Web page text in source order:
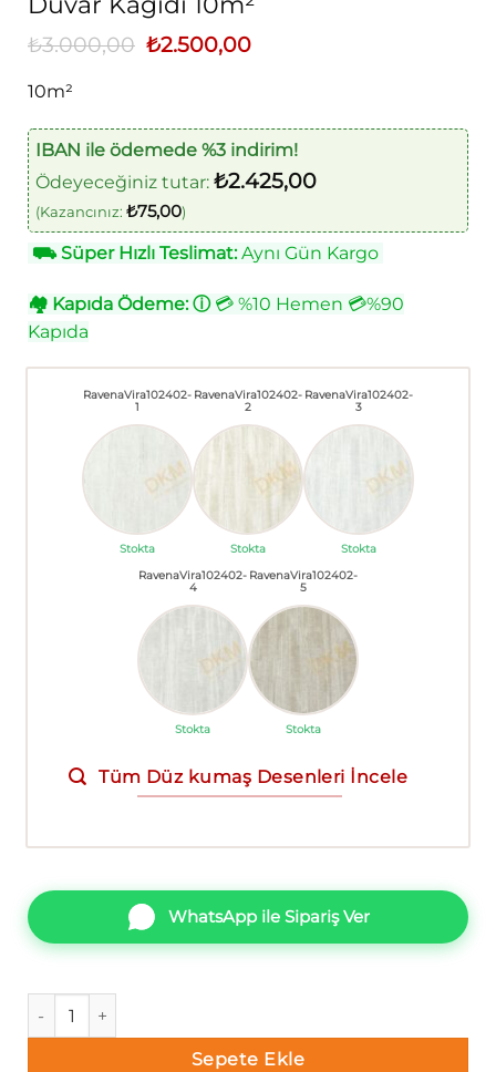
₺3.000,00 Orijinal
fiyat:
₺2.500,00Şu
10m²
IBAN ile ödemede %3 indirim!
Ödeyeceğiniz tutar: ₺2.425,00
(Kazancınız: ₺75,00)
⛟Süper Hızlı Teslimat:Aynı Gün Kargo
🏘 Kapıda Ödeme: ⓘ💳 %10 Hemen 💳%90
Kapıda
RavenaVira102402-
1
Stokta
RavenaVira102402-
2
Stokta
RavenaVira102402-
3
Stokta
RavenaVira102402-
4
Stokta
RavenaVira102402-
5
Stokta
Tüm Düz kumaş Desenleri İncele
WhatsApp ile Sipariş Ver
Ravena Vira 102402-3 Düz kumaş Duvar Kağıdı 10m² adet
Sepete Ekle